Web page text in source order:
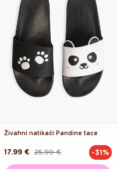
Živahni natikači Pandine tace
Redna
25.99 €
Akcijska
17.99 € -31%